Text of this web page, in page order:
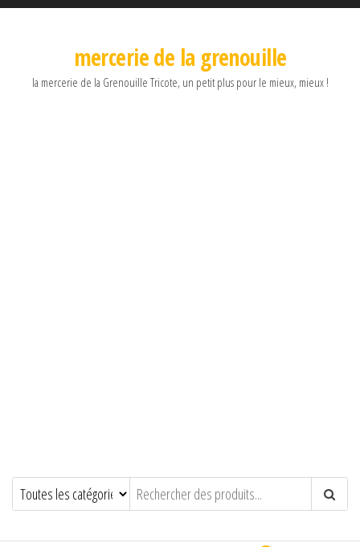
mercerie de la grenouille
la mercerie de la Grenouille Tricote, un petit plus pour le mieux, mieux !